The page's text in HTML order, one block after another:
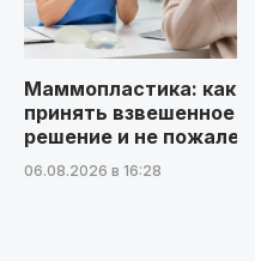
Маммопластика: как
принять взвешенное
решение и не
06.08.2026 в 16:28